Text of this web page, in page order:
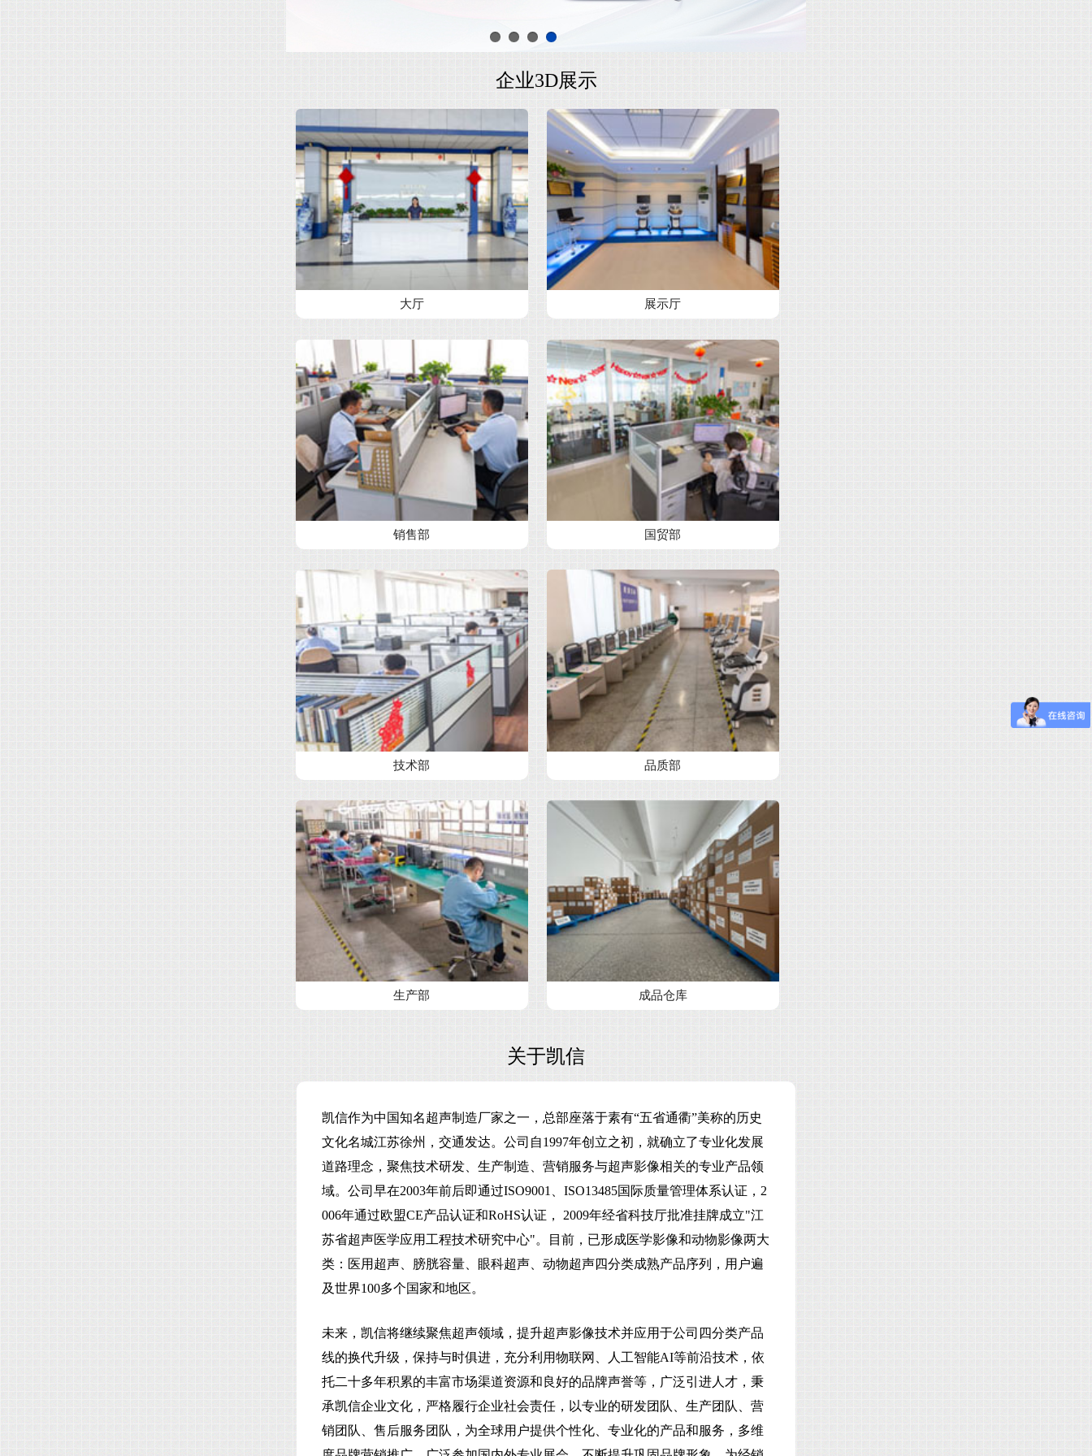
企业3D展示
大厅 展示厅
销售部 国贸部
技术部 品质部
生产部 成品仓库
关于凯信
凯信作为中国知名超声制造厂家之一，总部座落于素有“五省通衢”美称的历史
文化名城江苏徐州，交通发达。公司自1997年创立之初，就确立了专业化发展
道路理念，聚焦技术研发、生产制造、营销服务与超声影像相关的专业产品领
域。公司早在2003年前后即通过ISO9001、ISO13485国际质量管理体系认证，2
006年通过欧盟CE产品认证和RoHS认证， 2009年经省科技厅批准挂牌成立"江
苏省超声医学应用工程技术研究中心"。目前，已形成医学影像和动物影像两大
类：医用超声、膀胱容量、眼科超声、动物超声四分类成熟产品序列，用户遍
及世界100多个国家和地区。
未来，凯信将继续聚焦超声领域，提升超声影像技术并应用于公司四分类产品
线的换代升级，保持与时俱进，充分利用物联网、人工智能AI等前沿技术，依
托二十多年积累的丰富市场渠道资源和良好的品牌声誉等，广泛引进人才，秉
承凯信企业文化，严格履行企业社会责任，以专业的研发团队、生产团队、营
销团队、售后服务团队，为全球用户提供个性化、专业化的产品和服务，多维